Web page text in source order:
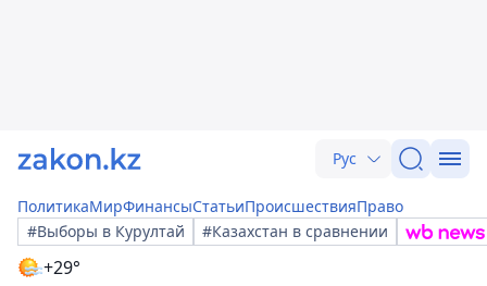
Рус
ПолитикаМирФинансыСтатьиПроисшествияПраво
#Выборы в Курултай
#Казахстан в сравнении
+29°